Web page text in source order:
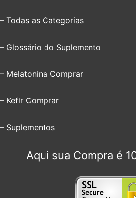
– Todas as Categorias
– Glossário do Suplemento
– Melatonina Comprar
– Kefir Comprar
– Suplementos
Aqui sua Compra é